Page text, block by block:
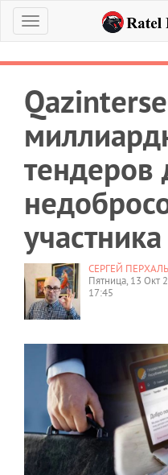
Меню
тендеров
СЕРГЕЙ
Пятница, 13 Окт
17:45